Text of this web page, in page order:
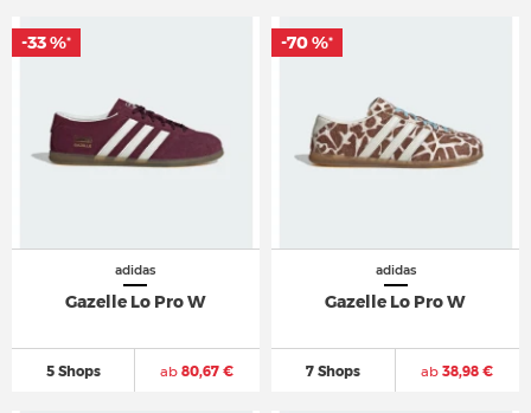
adidas
Gazelle Lo Pro W
5 Shops ab 80,67 €
-33 %*
adidas
Gazelle Lo Pro W
7 Shops ab 38,98 €
-70 %*